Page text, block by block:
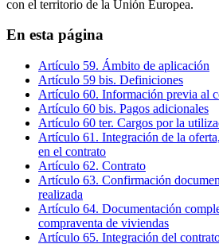
con el territorio de la Unión Europea.
En esta página
Artículo 59. Ámbito de aplicación
Artículo 59 bis. Definiciones
Artículo 60. Información previa al
Artículo 60 bis. Pagos adicionales
Artículo 60 ter. Cargos por la
Artículo 61. Integración de la
en el contrato
Artículo 62. Contrato
Artículo 63. Confirmación
realizada
Artículo 64. Documentación
compraventa de viviendas
Artículo 65. Integración del